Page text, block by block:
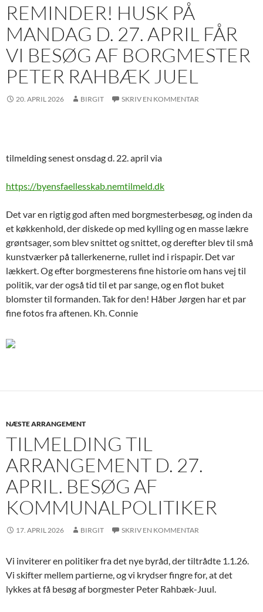
REMINDER! HUSK PÅ
MANDAG D. 27. APRIL FÅR
VI BESØG AF BORGMESTER
PETER RAHBÆK JUEL
20. APRIL 2026 BIRGIT SKRIV EN KOMMENTAR
tilmelding senest onsdag d. 22. april via
https://byensfaellesskab.nemtilmeld.dk
Det var en rigtig god aften med borgmesterbesøg, og inden da
et køkkenhold, der diskede op med kylling og en masse lækre
grøntsager, som blev snittet og snittet, og derefter blev til små
kunstværker på tallerkenerne, rullet ind i rispapir. Det var
lækkert. Og efter borgmesterens fine historie om hans vej til
politik, var der også tid til et par sange, og en flot buket
blomster til formanden. Tak for den! Håber Jørgen har et par
fine fotos fra aftenen. Kh. Connie
NÆSTE ARRANGEMENT
TILMELDING TIL
ARRANGEMENT D. 27.
APRIL. BESØG AF
KOMMUNALPOLITIKER
17. APRIL 2026 BIRGIT SKRIV EN KOMMENTAR
Vi inviterer en politiker fra det nye byråd, der tiltrådte 1.1.26.
Vi skifter mellem partierne, og vi krydser fingre for, at det
lykkes at få besøg af borgmester Peter Rahbæk-Juul.